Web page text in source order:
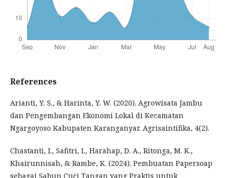
References
Arianti, Y. S., & Harinta, Y. W. (2020). Agrowisata Jambu
dan Pengembangan Ekonomi Lokal di Kecamatan
Ngargoyoso Kabupaten Karanganyar. Agrisaintifika, 4(2).
Chastanti, I., Safitri, I., Harahap, D. A., Ritonga, M. K.,
Khairunnisah, & Rambe, K. (2024). Pembuatan Papersoap
sebagai Sabun Cuci Tangan yang Praktis untuk